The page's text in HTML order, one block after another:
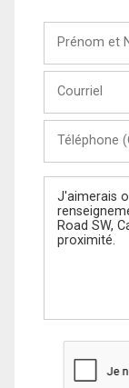
Nom
(Optionnel)
Message